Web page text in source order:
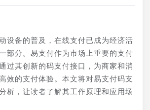
设备的普及，在线支付已成为经济活
部分。易支付作为市场上重要的支付
过其创新的码支付接口，为商家和消
效的支付体验。本文将对易支付码支
析，让读者了解其工作原理和应用场